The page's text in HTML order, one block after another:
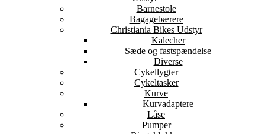
Barnestole
Bagagebærere
Christiania Bikes Udstyr
Kalecher
Sæde og fastspændelse
Diverse
Cykellygter
Cykeltasker
Kurve
Kurvadaptere
Låse
Pumper